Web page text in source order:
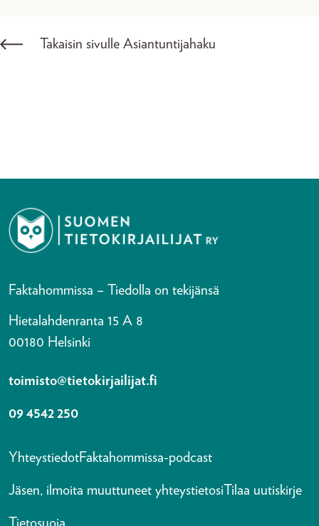
Takaisin sivulle Asiantuntijahaku
Faktahommissa – Tiedolla on tekijänsä
Hietalahdenranta 15 A 8
00180 Helsinki
toimisto@tietokirjailijat.fi
09 4542 250
YhteystiedotFaktahommissa-podcast
Jäsen, ilmoita muuttuneet yhteystietosi Tilaa uutiskirje
Tietosuoja